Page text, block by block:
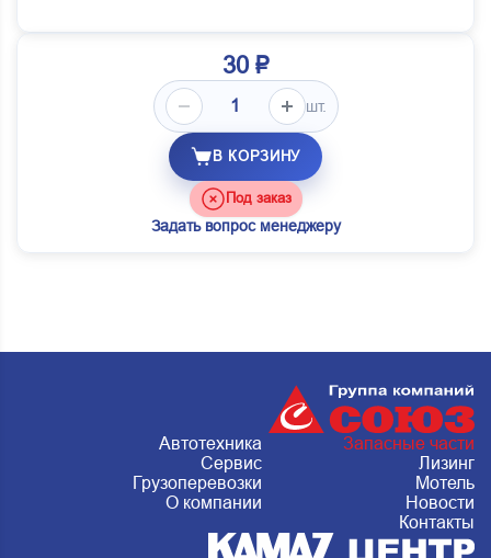
30 ₽
шт.
В КОРЗИНУ
Под заказ
Задать вопрос менеджеру
Автотехника
Запасные части
Сервис
Лизинг
Грузоперевозки
Мотель
О компании
Новости
Контакты